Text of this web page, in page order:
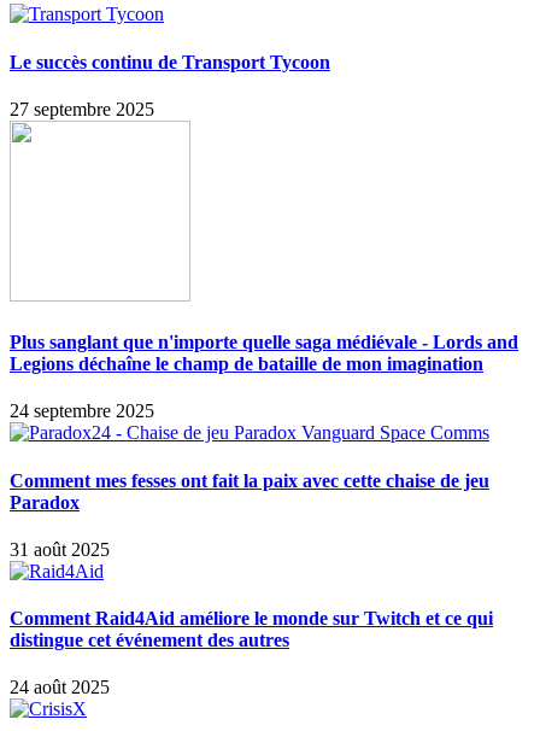
Le succès continu de Transport Tycoon
27 septembre 2025
Plus sanglant que n'importe quelle saga médiévale - Lords and
Legions déchaîne le champ de bataille de mon imagination
24 septembre 2025
Comment mes fesses ont fait la paix avec cette chaise de jeu
Paradox
31 août 2025
Comment Raid4Aid améliore le monde sur Twitch et ce qui
distingue cet événement des autres
24 août 2025